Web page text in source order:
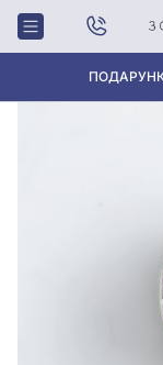
Головна Срiбна